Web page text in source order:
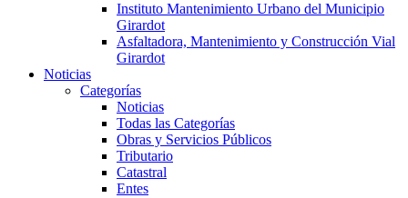
Instituto Mantenimiento Urbano del Municipio
Girardot
Asfaltadora, Mantenimiento y Construcción Vial
Girardot
Noticias
Categorías
Noticias
Todas las Categorías
Obras y Servicios Públicos
Tributario
Catastral
Entes